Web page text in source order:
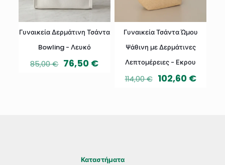
Γυναικεία Δερμάτινη Τσάντα
Bowling - Λευκό
85,00€ 76,50 €
Γυναικεία Τσάντα Ώμου
Ψάθινη με Δερμάτινες
Λεπτομέρειες - Εκρου
114,00€ 102,60 €
Καταστήματα